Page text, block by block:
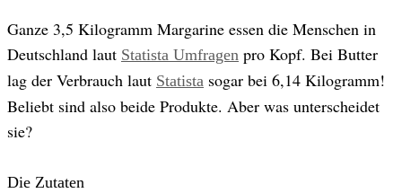
Ganze 3,5 Kilogramm Margarine essen die Menschen in
Deutschland laut Statista Umfragen pro Kopf. Bei Butter
lag der Verbrauch laut Statista sogar bei 6,14 Kilogramm!
Beliebt sind also beide Produkte. Aber was unterscheidet
sie?
Die Zutaten